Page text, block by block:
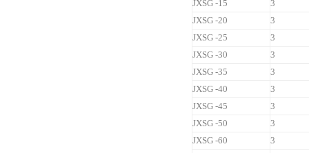
JXSG -15
3
JXSG -20
3
JXSG -25
3
JXSG -30
3
JXSG -35
3
JXSG -40
3
JXSG -45
3
JXSG -50
3
JXSG -60
3